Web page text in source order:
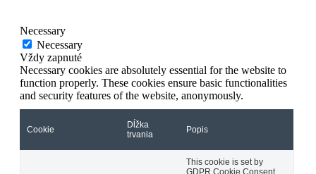
Necessary
Necessary
Vždy zapnuté
Necessary cookies are absolutely essential for the website to
function properly. These cookies ensure basic functionalities
and security features of the website, anonymously.
Cookie
Dĺžka
trvania
Popis
This cookie is set by